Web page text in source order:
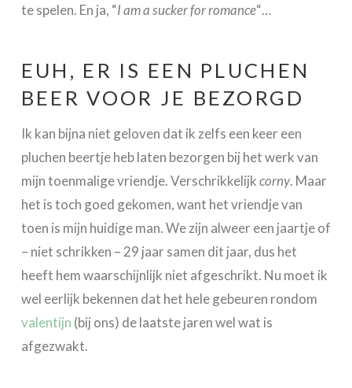
te spelen. En ja, “I am a sucker for romance“…
EUH, ER IS EEN PLUCHEN
BEER VOOR JE BEZORGD
Ik kan bijna niet geloven dat ik zelfs een keer een
pluchen beertje heb laten bezorgen bij het werk van
mijn toenmalige vriendje. Verschrikkelijkcorny. Maar
het is toch goed gekomen, want het vriendje van
toen is mijn huidige man. We zijn alweer een jaartje of
– niet schrikken – 29 jaar samen dit jaar, dus het
heeft hem waarschijnlijk niet afgeschrikt. Nu moet ik
wel eerlijk bekennen dat het hele gebeuren rondom
valentijn (bij ons) de laatste jaren wel wat is
afgezwakt.